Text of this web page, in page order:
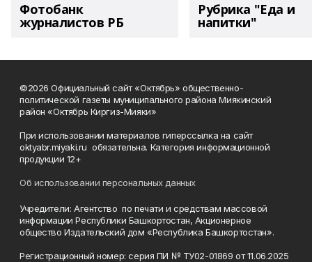
Фотобанк
журналистов РБ
Рубрика "Еда и
напитки"
©2026 Официальный сайт «Октябрь» общественно-
политической газеты муниципального района Миякинский
район «Октябрь Киргиз-Мияки»
При использовании материалов гиперссылка на сайт
oktyabr.miyaki.ru обязательна. Категория информационной
продукции 12+
Об использовании персональных данных
Учредители: Агентство по печати и средствам массовой
информации Республики Башкортостан, Акционерное
общество Издательский дом «Республика Башкортостан».
Регистрационный номер: серия ПИ № ТУ02-01869 от 11.06.2025